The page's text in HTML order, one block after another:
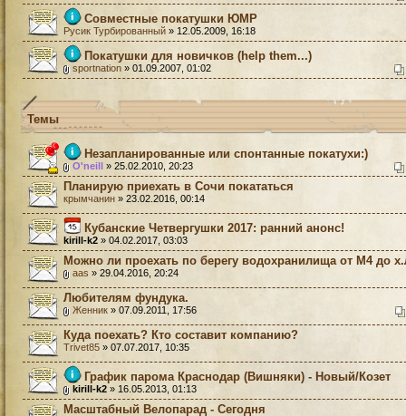
Совместные покатушки ЮМР
Русик Турбированный » 12.05.2009, 16:18
Покатушки для новичков (help them...)
sportnation » 01.09.2007, 01:02
Темы
Незапланированные или спонтанные покатухи:)
O'neill » 25.02.2010, 20:23
Планирую приехать в Сочи покататься
крымчанин » 23.02.2016, 00:14
Кубанские Четвергушки 2017: ранний анонс!
kirill-k2 » 04.02.2017, 03:03
Можно ли проехать по берегу водохранилища от М4 до
aas » 29.04.2016, 20:24
Любителям фундука.
Женник » 07.09.2011, 17:56
Куда поехать? Кто составит компанию?
Trivet85 » 07.07.2017, 10:35
График парома Краснодар (Вишняки) - Новый/Козет
kirill-k2 » 16.05.2013, 01:13
Масштабный Велопарад - Сегодня